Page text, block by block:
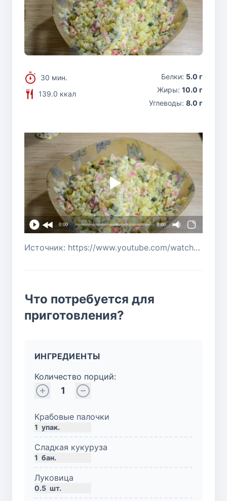
30 мин.
139.0 ккал
Белки: 5.0 г
Жиры: 10.0 г
Углеводы: 8.0 г
0:00 0:00
Источник: https://www.youtube.com/watch?v=Cavhf2nXLFM
Что потребуется для
приготовления?
ИНГРЕДИЕНТЫ
Количество порций:
1
Крабовые палочки
1 упак.
Сладкая кукуруза
1 бан.
Луковица
0.5 шт.